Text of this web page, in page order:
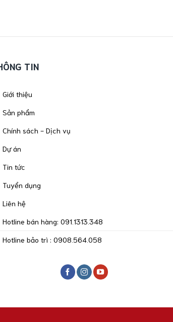
TIN
Giới thiệu
Sản phẩm
Chính sách - Dịch vụ
Dự án
Tin tức
Tuyển dụng
Liên hệ
Hotline bán hàng: 091.1313.348
Hotline bảo trì : 0908.564.058